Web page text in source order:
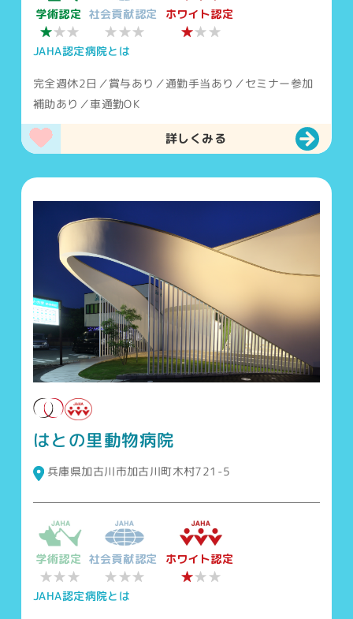
学術認定
★★★
社会貢献認定
★★★
ホワイト認定
★★★
JAHA認定病院とは
完全週休2日／賞与あり／通勤手当あり／セミナー参加
補助あり／車通勤OK
詳しくみる
はとの里動物病院
兵庫県加古川市加古川町木村721-5
学術認定
★★★
社会貢献認定
★★★
ホワイト認定
★★★
JAHA認定病院とは